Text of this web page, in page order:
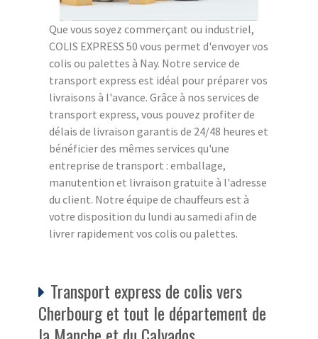
Que vous soyez commerçant ou industriel,
COLIS EXPRESS 50 vous permet d'envoyer vos
colis ou palettes à Nay. Notre service de
transport express est idéal pour préparer vos
livraisons à l'avance. Grâce à nos services de
transport express, vous pouvez profiter de
délais de livraison garantis de 24/48 heures et
bénéficier des mêmes services qu'une
entreprise de transport : emballage,
manutention et livraison gratuite à l'adresse
du client. Notre équipe de chauffeurs est à
votre disposition du lundi au samedi afin de
livrer rapidement vos colis ou palettes.
Transport express de colis vers
Cherbourg et tout le département de